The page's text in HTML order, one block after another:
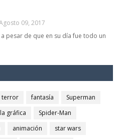
09, 2017
pesar de que en su día fue todo un
terror fantasía
Superman
gráfica
Spider-Man
animación
star wars